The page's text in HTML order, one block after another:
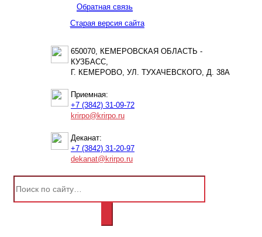
Обратная связь
Старая версия сайта
650070, КЕМЕРОВСКАЯ ОБЛАСТЬ -
КУЗБАСС,
Г. КЕМЕРОВО, УЛ. ТУХАЧЕВСКОГО, Д. 38А
Приемная:
+7 (3842) 31-09-72
krirpo@krirpo.ru
Деканат:
+7 (3842) 31-20-97
dekanat@krirpo.ru